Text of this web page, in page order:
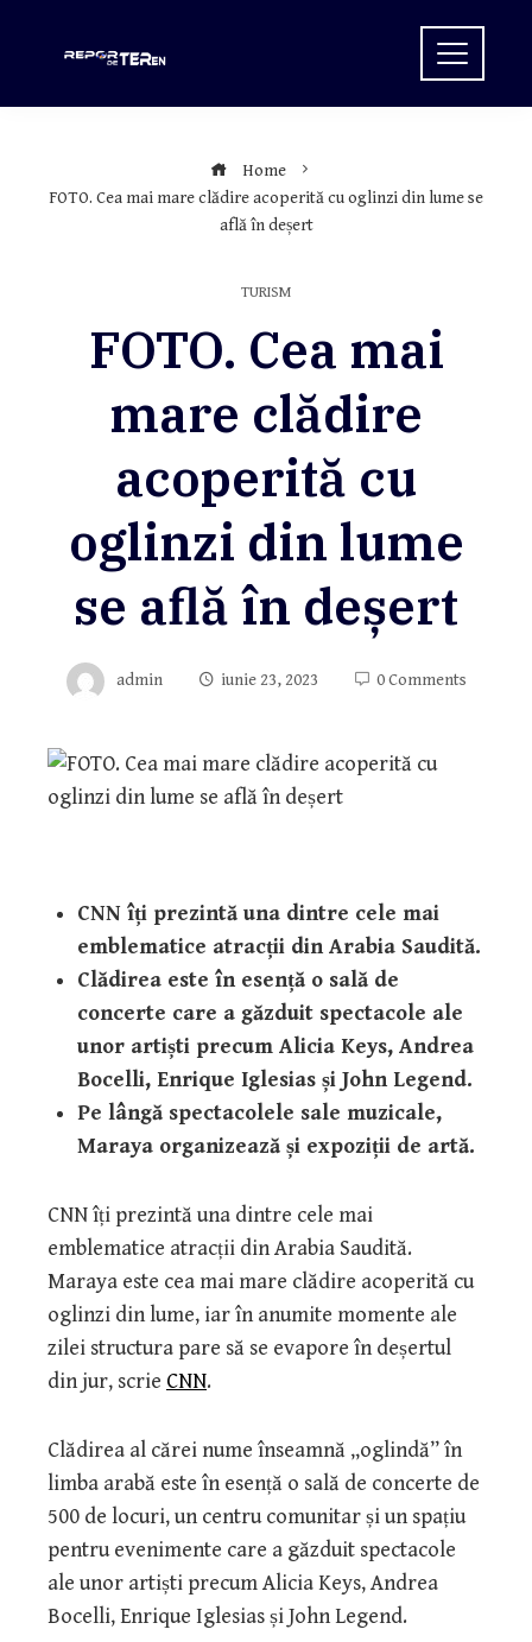
Home
FOTO. Cea mai mare clădire acoperită cu oglinzi din lume se
află în deșert
TURISM
FOTO. Cea mai
mare clădire
acoperită cu
oglinzi din lume
se află în deșert
admin iunie 23, 2023 0 Comments
CNN îți prezintă una dintre cele mai
emblematice atracții din Arabia Saudită.
Clădirea este în esență o sală de
concerte care a găzduit spectacole ale
unor artiști precum Alicia Keys, Andrea
Bocelli, Enrique Iglesias și John Legend.
Pe lângă spectacolele sale muzicale,
Maraya organizează și expoziții de artă.
CNN îți prezintă una dintre cele mai
emblematice atracții din Arabia Saudită.
Maraya este cea mai mare clădire acoperită cu
oglinzi din lume, iar în anumite momente ale
zilei structura pare să se evapore în deșertul
din jur, scrie CNN.
Clădirea al cărei nume înseamnă „oglindă” în
limba arabă este în esență o sală de concerte de
500 de locuri, un centru comunitar și un spațiu
pentru evenimente care a găzduit spectacole
ale unor artiști precum Alicia Keys, Andrea
Bocelli, Enrique Iglesias și John Legend.